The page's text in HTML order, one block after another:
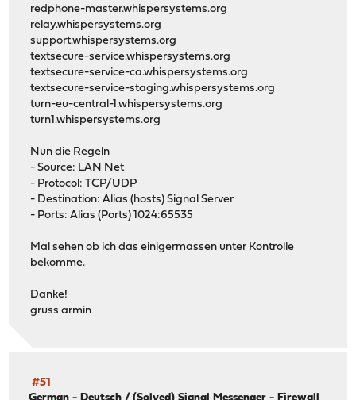
redphone-master.whispersystems.org
relay.whispersystems.org
support.whispersystems.org
textsecure-service.whispersystems.org
textsecure-service-ca.whispersystems.org
textsecure-service-staging.whispersystems.org
turn-eu-central-1.whispersystems.org
turn1.whispersystems.org
Nun die Regeln
- Source: LAN Net
- Protocol: TCP/UDP
- Destination: Alias (hosts) Signal Server
- Ports: Alias (Ports) 1024:65535
Mal sehen ob ich das einigermassen unter Kontrolle
bekomme.
Danke!
gruss armin
#51